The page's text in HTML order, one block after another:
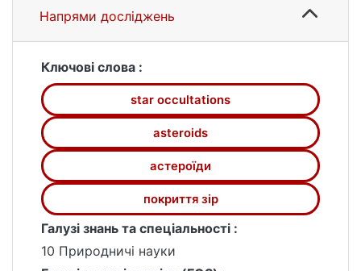
астероїдами завдяки можливості
залучення великої кількості спостерігачів
новий метод зведення спостережень
покриттів із віддалених пунктів, які
отримують результати незалежно. Такий
метод планується використовувати для
проведення спостережень об'єднанням
спостерігачів покриттів в Україні.
Напрями досліджень
Ключові слова :
star occultations
asteroids
астероїди
покриття зір
Галузі знань та спеціальності :
10 Природничі науки